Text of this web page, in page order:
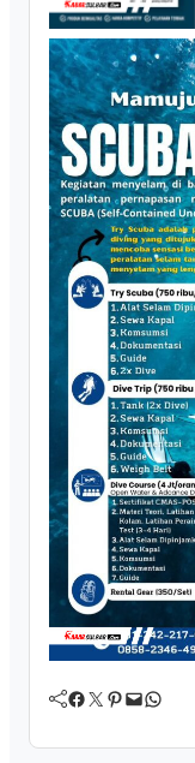
Facebook Twitter Pinterest Mail WhatsApp